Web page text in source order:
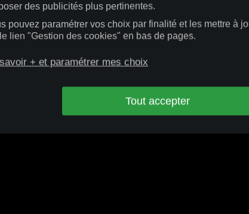
des publicités plus pertinentes.
pouvez paramétrer vos choix par finalité et les mettre à
lien "Gestion des cookies" en bas de pages.
+ et paramétrer mes choix
Tout accepter